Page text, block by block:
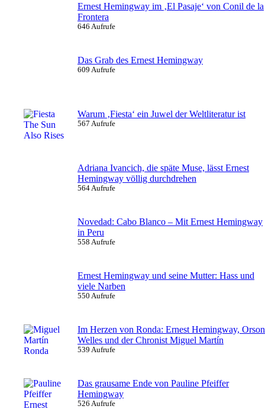
Ernest Hemingway im ‚El Pasaje‘ von Conil de la
Frontera
646 Aufrufe
Das Grab des Ernest Hemingway
609 Aufrufe
Warum ‚Fiesta‘ ein Juwel der Weltliteratur ist
567 Aufrufe
Adriana Ivancich, die späte Muse, lässt Ernest
Hemingway völlig durchdrehen
564 Aufrufe
Novedad: Cabo Blanco – Mit Ernest Hemingway
in Peru
558 Aufrufe
Ernest Hemingway und seine Mutter: Hass und
viele Narben
550 Aufrufe
Im Herzen von Ronda: Ernest Hemingway, Orson
Welles und der Chronist Miguel Martín
539 Aufrufe
Das grausame Ende von Pauline Pfeiffer
Hemingway
526 Aufrufe